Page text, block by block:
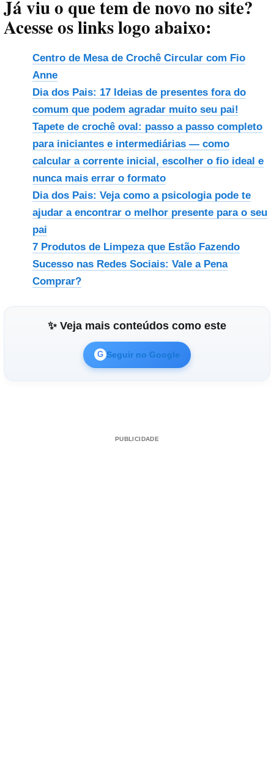
Já viu o que tem de novo no site?
Acesse os links logo abaixo:
Centro de Mesa de Crochê Circular com Fio
Anne
Dia dos Pais: 17 Ideias de presentes fora do
comum que podem agradar muito seu pai!
Tapete de crochê oval: passo a passo completo
para iniciantes e intermediárias — como
calcular a corrente inicial, escolher o fio ideal e
nunca mais errar o formato
Dia dos Pais: Veja como a psicologia pode te
ajudar a encontrar o melhor presente para o seu
pai
7 Produtos de Limpeza que Estão Fazendo
Sucesso nas Redes Sociais: Vale a Pena
Comprar?
✨ Veja mais conteúdos como este
G Seguir no Google
PUBLICIDADE